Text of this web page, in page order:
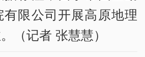
限公司开展高原地理
（记者 张慧慧）